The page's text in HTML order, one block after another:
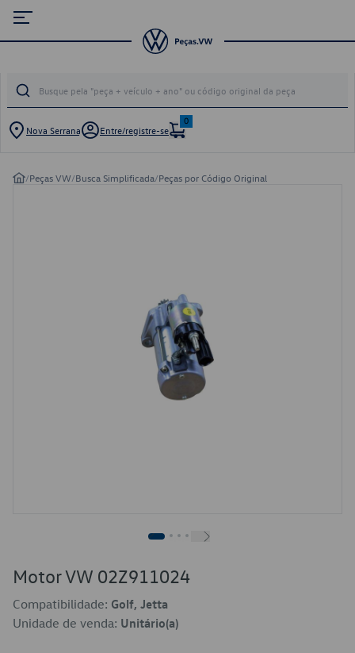
Nova Serrana Entre/registre-se
0
/Peças VW/Busca Simplificada/Peças por Código Original
Motor VW 02Z911024
Compatibilidade: Golf, Jetta
Unidade de venda: Unitário(a)